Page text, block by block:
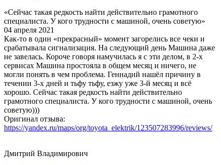
«Сейчас такая редкость найти действительно грамотного
специалиста. У кого трудности с машиной, очень советую»
04 апреля 2021
Как-то в один «прекрасный» момент загорелись все чеки и
срабатывала сигнализация. На следующий день Машина даже
не завелась. Короче говоря намучилась я с эти делом, в 2-х
сервисах Машина простояла в общем месяц и ничего, не
могли понять в чем проблема. Геннадий нашёл причину в
течении 3-х дней и тьфу тьфу, езжу уже 3-й месяц и всё
хорошо. Сейчас такая редкость найти действительно
грамотного специалиста. У кого трудности с машиной, очень
советую)))
Оригинал отзыва:
https://yandex.ru/maps/org/toyota_elektrik/123507283996/reviews/
Дмитрий Владимирович